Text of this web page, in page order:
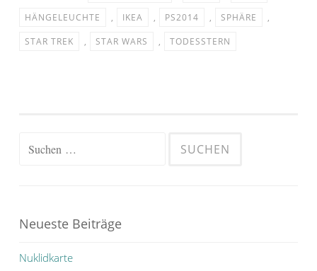
HÄNGELEUCHTE
, IKEA , PS2014 , SPHÄRE
,
STAR TREK
, STAR WARS , TODESSTERN
Suchen
Neueste Beiträge
Nuklidkarte